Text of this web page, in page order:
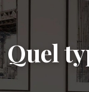
Quel